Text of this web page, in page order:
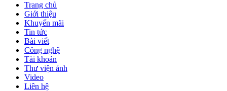
Trang chủ
Giới thiệu
Khuyến mãi
Tin tức
Bài viết
Công nghệ
Tài khoản
Thư viện ảnh
Video
Liên hệ